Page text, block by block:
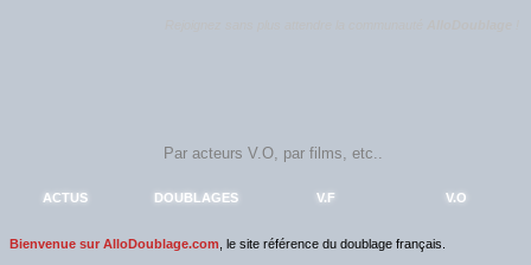
ACTUS DOUBLAGES V.F V.O
Bienvenue sur AlloDoublage.com , le site référence du doublage français.